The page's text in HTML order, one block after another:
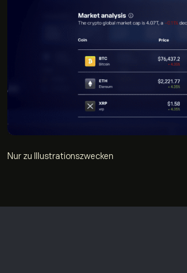
Nur zu Illustrationszwecken